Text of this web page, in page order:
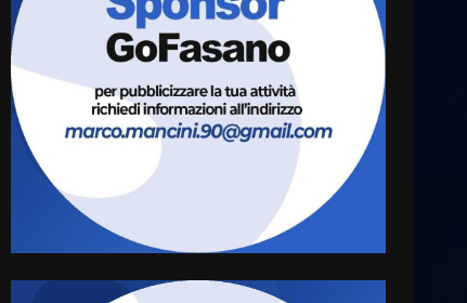
8 Agosto 2026 11:00
4
Savelletri in festa, domani
sera grande spettacolo con
Uccio De Santis
5
Politiche Giovanili e Mobilità
Sostenibile: premiati gli
studenti universitari del
8 Agosto 2026 07:15